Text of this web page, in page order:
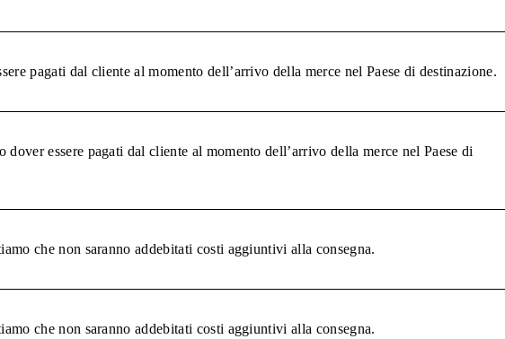
pagati dal cliente al momento dell’arrivo della merce nel Paese di destinazione.
essere pagati dal cliente al momento dell’arrivo della merce nel Paese di
che non saranno addebitati costi aggiuntivi alla consegna.
che non saranno addebitati costi aggiuntivi alla consegna.